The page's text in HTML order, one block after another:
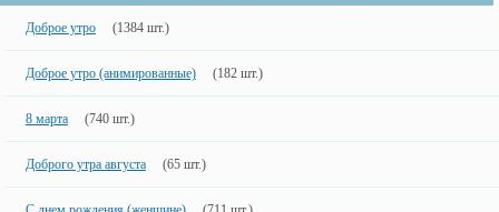
Доброе утро (1384 шт.)
Доброе утро (анимированные) (182 шт.)
8 марта (740 шт.)
Доброго утра августа (65 шт.)